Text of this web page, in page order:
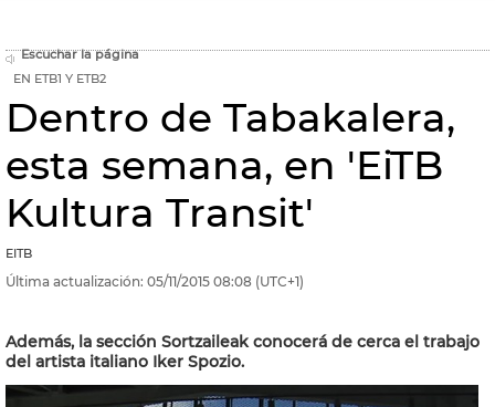
Escuchar la página
EN ETB1 Y ETB2
Dentro de Tabakalera,
esta semana, en 'EiTB
Kultura Transit'
EITB
Última actualización: 05/11/2015 08:08 (UTC+1)
Además, la sección Sortzaileak conocerá de cerca el trabajo
del artista italiano Iker Spozio.